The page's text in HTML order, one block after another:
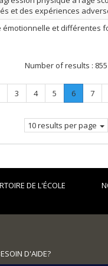
et des expériences
et différentes
Number of results : 855
Page
3 Page
4 Page
5 Page
6.
Current
Page
7
10 results per page
DE L'ÉCOLE
D'AIDE?